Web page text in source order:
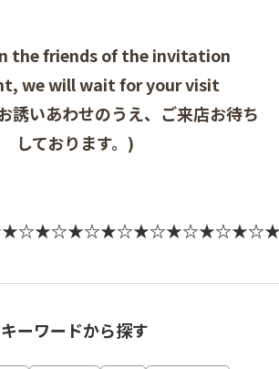
the friends of the invitation
we will wait for your visit
誘いあわせのうえ、ご来店お待ち
しております。)
キーワードから探す